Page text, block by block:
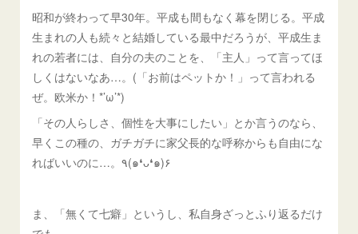
昭和が終わって早30年。平成も間もなく幕を閉じる。平成
生まれの人も続々と結婚している最中だろうが、平成生ま
れの若者には、自分の夫のことを、「主人」って言ってほ
しくはないなあ…。(「お前はペットか！」って言われる
ぜ。欧米か！*’ω’*)
「その人らしさ、個性を大事にしたい」とか言うのなら、
早くこの種の、ガチガチに家父長的な呼称からも自由にな
ればいいのに…。٩(๑❛ᴗ❛๑)۶
ま、「無くて七癖」というし、私自身ざっとふり返るだけ